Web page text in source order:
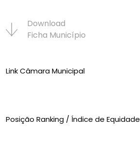
Download
Ficha Municí­pio
Link Câmara Municipal
Posição Ranking / Índice de Equidade